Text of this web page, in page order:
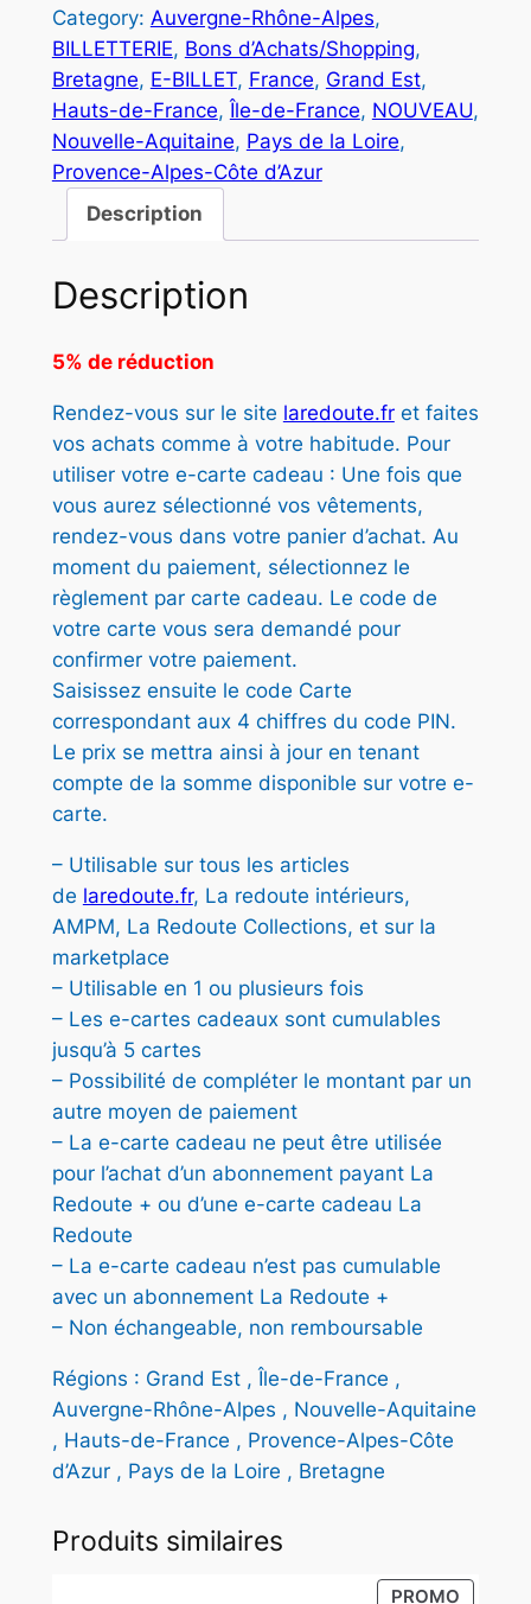
é
t
a
i
t
5
0
0
0
€
.
s
t
:
4
€
.
a
n
t
i
t
é
e
A
E
O
U
T
E
–
C
A
R
T
E
5
0
€
Category: Auvergne-Rhône-Alpes
BILLETTERIE, Bons d’Achats/Shopping
Bretagne, E-BILLET, France, Grand Est
Hauts-de-France, Île-de-France, NOUVEAU
Nouvelle-Aquitaine, Pays de la Loire
Provence-Alpes-Côte d’Azur
Description
Description
5% de réduction
Rendez-vous sur le site laredoute.fret faites
vos achats comme à votre habitude. Pour
utiliser votre e-carte cadeau : Une fois que
vous aurez sélectionné vos vêtements,
rendez-vous dans votre panier d’achat. Au
moment du paiement, sélectionnez le
règlement par carte cadeau. Le code de
votre carte vous sera demandé pour
confirmer votre paiement.
Saisissez ensuite le code Carte
correspondant aux 4 chiffres du code PIN.
Le prix se mettra ainsi à jour en tenant
compte de la somme disponible sur votre e-
carte.
– Utilisable sur tous les articles
de laredoute.fr, La redoute intérieurs,
AMPM, La Redoute Collections, et sur la
marketplace
– Utilisable en 1 ou plusieurs fois
– Les e-cartes cadeaux sont cumulables
jusqu’à 5 cartes
– Possibilité de compléter le montant par un
autre moyen de paiement
– La e-carte cadeau ne peut être utilisée
pour l’achat d’un abonnement payant La
Redoute + ou d’une e-carte cadeau La
Redoute
– La e-carte cadeau n’est pas cumulable
avec un abonnement La Redoute +
– Non échangeable, non remboursable
Régions : Grand Est , Île-de-France ,
Auvergne-Rhône-Alpes , Nouvelle-Aquitaine
, Hauts-de-France , Provence-Alpes-Côte
d’Azur , Pays de la Loire , Bretagne
Produits similaires
PROMO